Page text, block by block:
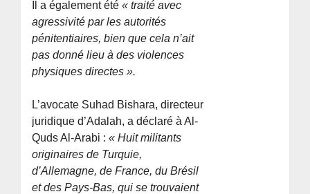
Il a également été« traité avec
agressivité par les autorités
pénitentiaires, bien que cela n’ait
pas donné lieu à des violences
physiques directes ».
L’avocate Suhad Bishara, directeur
juridique d’Adalah, a déclaré à Al-
Quds Al-Arabi :« Huit militants
originaires de Turquie,
d’Allemagne, de France, du Brésil
et des Pays-Bas, qui se trouvaient